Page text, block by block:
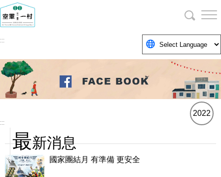
跳
到
主
要
容
區
:::
空軍三重一村粉絲專頁
2022
:::
最新消息
國家團結月 有準備 更安全